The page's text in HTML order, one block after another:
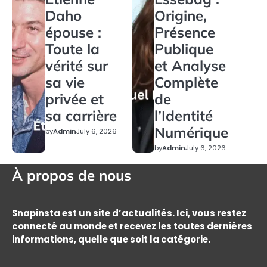
Daho
épouse :
Toute la
vérité sur
sa vie
privée et
sa carrière
byAdminJuly 6, 2026
Origine,
Présence
Publique
et Analyse
Complète
de
l’Identité
Numérique
byAdminJuly 6, 2026
À propos de nous
Snapinsta est un site d’actualités. Ici, vous restez
connecté au monde et recevez les toutes dernières
informations, quelle que soit la catégorie.